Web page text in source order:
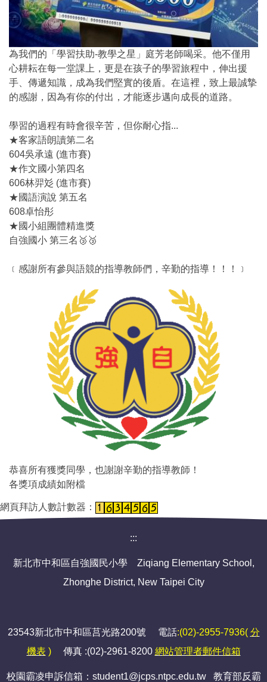
為我們的「學習扶助-教學之星」庭芳老師喝采。他不僅用
心耕耘在每一堂課上，更是在孩子的學習旅程中，伸出援
手、傳遞知識，成為我們堅實的後盾。在這裡，致上最誠摯
的感謝，因為有你的付出，才能逐步邁向成長的道路。
學習的過程有時會很辛苦，但你耐心指...
★客家語朗讀第二名
604吳承遠 (進市賽)
★作文國小第四名
606林羿彣 (進市賽)
★國語演說 第五名
608卓怡彤
★國小組團體精進獎
自強國小 第三名🥉🥉
﹝感謝所有參與語競的指導教師們，辛勤的指導！！！﹞
恭喜所有獲獎同學，也謝謝辛勤的指導教師！
各獎項成績如附檔
網頁拜訪人數計數器：
:::
新北市中和區自強國民小學 Ziqiang Elementary School,
Zhonghe District, New Taipei City
23543新北市中和區莒光路200號 電話:(02)-2955-7936( 分
機表 ) 傳真 :(02)-2961-8200 網站管理者郵件信箱
校園霸凌申訴信箱：student1@jcps.ntpc.edu.tw 教育部反霸